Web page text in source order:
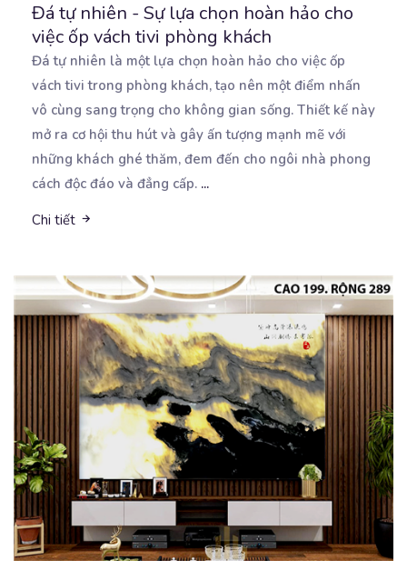
Đá tự nhiên - Sự lựa chọn hoàn hảo cho
việc ốp vách tivi phòng khách
Đá tự nhiên là một lựa chọn hoàn hảo cho việc ốp
vách tivi trong phòng khách, tạo nên một điểm nhấn
vô cùng sang trọng cho không gian sống. Thiết kế này
mở ra cơ hội thu hút và gây ấn tượng mạnh mẽ với
những khách ghé thăm, đem đến cho ngôi nhà phong
cách độc đáo và đẳng cấp. ...
Chi tiết